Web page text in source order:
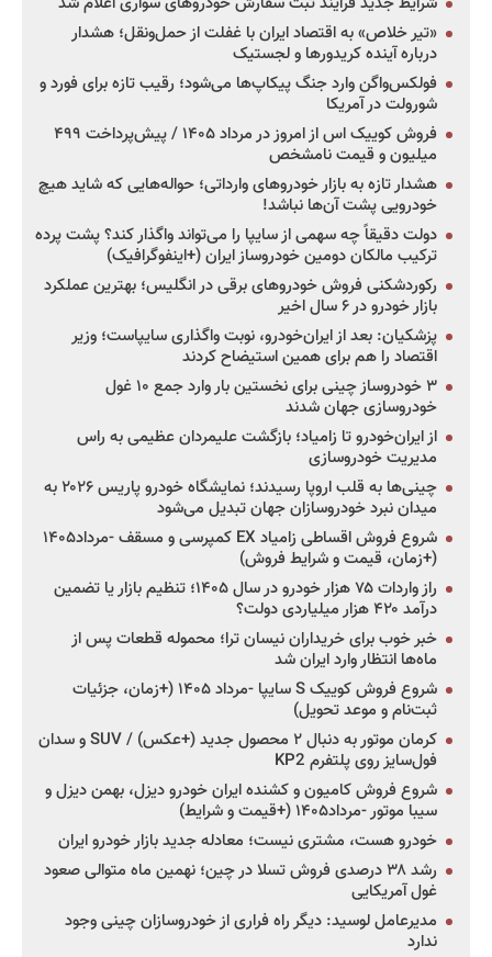
«تیر خلاص» به اقتصاد ایران با غفلت از حمل‌ونقل؛ هشدار
درباره آینده کریدورها و لجستیک
فولکس‌واگن وارد جنگ پیکاپ‌ها می‌شود؛ رقیب تازه برای فورد و
شورولت در آمریکا
فروش کوییک اس از امروز در مرداد ۱۴۰۵ / پیش‌پرداخت ۴۹۹
میلیون و قیمت نامشخص
هشدار تازه به بازار خودروهای وارداتی؛ حواله‌هایی که شاید هیچ
خودرویی پشت آن‌ها نباشد!
دولت دقیقاً چه سهمی از سایپا را می‌تواند واگذار کند؟ پشت پرده
ترکیب مالکان دومین خودروساز ایران (+اینفوگرافیک)
رکوردشکنی فروش خودروهای برقی در انگلیس؛ بهترین عملکرد
بازار خودرو در ۶ سال اخیر
پزشکیان: بعد از ایران‌خودرو، نوبت واگذاری سایپاست؛ وزیر
اقتصاد را هم برای همین استیضاح کردند
۳ خودروساز چینی برای نخستین بار وارد جمع ۱۰ غول
خودروسازی جهان شدند
از ایران‌خودرو تا زامیاد؛ بازگشت علیمردان عظیمی به راس
مدیریت خودروسازی
چینی‌ها به قلب اروپا رسیدند؛ نمایشگاه خودرو پاریس ۲۰۲۶ به
میدان نبرد خودروسازان جهان تبدیل می‌شود
شروع فروش اقساطی زامیاد EX کمپرسی و مسقف -مرداد۱۴۰۵
(+زمان، قیمت و شرایط فروش)
راز واردات ۷۵ هزار خودرو در سال ۱۴۰۵؛ تنظیم بازار یا تضمین
درآمد ۴۲۰ هزار میلیاردی دولت؟
خبر خوب برای خریداران نیسان ترا؛ محموله قطعات پس از
ماه‌ها انتظار وارد ایران شد
شروع فروش کوییک S سایپا -مرداد ۱۴۰۵ (+زمان، جزئیات
ثبت‌نام و موعد تحویل)
کرمان موتور به دنبال ۲ محصول جدید (+عکس) / SUV و سدان
فول‌سایز روی پلتفرم KP2
شروع فروش کامیون و کشنده ایران خودرو دیزل، بهمن دیزل و
سیبا موتور -مرداد۱۴۰۵ (+قیمت و شرایط)
خودرو هست، مشتری نیست؛ معادله جدید بازار خودرو ایران
رشد ۳۸ درصدی فروش تسلا در چین؛ نهمین ماه متوالی صعود
غول آمریکایی
مدیرعامل لوسید: دیگر راه فراری از خودروسازان چینی وجود
ندارد